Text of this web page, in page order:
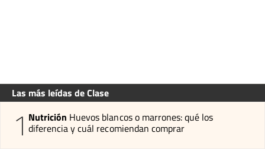
Las más leídas de Clase
1 Nutrición Huevos blancos o marrones: qué los
diferencia y cuál recomiendan comprar